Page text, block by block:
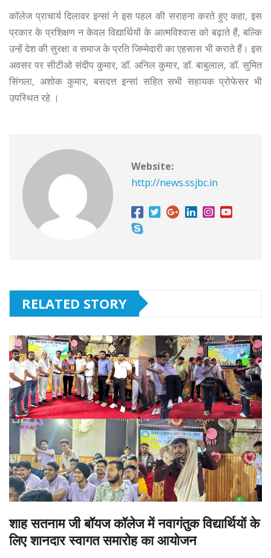
कॉलेज प्राचार्य दिलावर इन्सां ने इस पहल की सराहना करते हुए कहा, इस
प्रकार के प्रशिक्षण न केवल विद्यार्थियों के आत्मविश्वास को बढ़ाते हैं, बल्कि
उन्हें देश की सुरक्षा व समाज के प्रति जिम्मेदारी का एहसास भी कराते हैं। इस
अवसर पर सीटीओ संदीप कुमार, डॉ. अनिल कुमार, डॉ. बाबुलाल, डॉ. सुमित
सिंगला, अशोक कुमार, बसदत्त इन्सां सहित सभी सहायक प्रोफेसर भी
उपस्थित रहे ।
Website:
http://news.ssjbc.in
RELATED STORY
शाह सतनाम जी बॉयज कॉलेज में नवागंतुक विद्यार्थियों के
लिए शानदार स्वागत समारोह का आयोजन